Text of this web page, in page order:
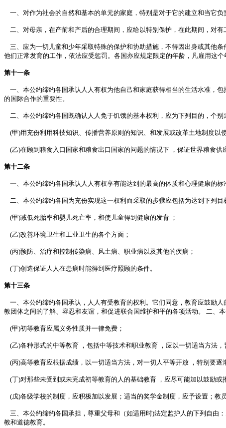
一、对作为社会的自然和基本的单元的家庭，特别是对于它的建立和当它
二、对母亲，在产前和产后的合理期间，应给以特别保护，在此期间，对有
三、应为一切儿童和少年采取特殊的保护和协助措施，不得因出身或其他
他们正常发育的工作，依法应受惩罚。各国亦应规定限定的年龄，凡雇用这个
第十一条
一、本公约缔约各国承认人人有权为他自己和家庭获得相当的生活水准，
的国际合作的重要性。
二、本公约缔约各国既确认人人免于饥饿的基本权利，应为下列目的，个
(甲)用充份利用科技知识、传播营养原则的知识、和发展或改革土地制度以
(乙)在顾到粮食入口国家和粮食出口国家的问题的情况下 ，保证世界粮食供
第十二条
一、本公约缔约各国承认人人有权享有能达到的最高的体质和心理健康的标
二、本公约缔约各国为充份实现这一权利而采取的步骤应包括为达到下列目
(甲)减低死胎率和婴儿死亡率，和使儿童得到健康的发育 ；
(乙)改善环境卫生和工业卫生的各个方面；
(丙)预防、治疗和控制传染病、风土病、职业病以及其他的疾病；
(丁)创造保证人人在患病时能得到医疗照顾的条件。
第十三条
一、本公约缔约各国承认，人人有受教育的权利。它们同意，教育应鼓励
教团体之间的了解、容忍和友谊，和促进联合国维护和平的各项活动。 二、
(甲)初等教育应属义务性质并一律免费；
(乙)各种形式的中等教育 ，包括中等技术和职业教育 ，应以一切适当方法
(丙)高等教育应根据成绩，以一切适当方法，对一切人平等开放 ，特别要逐
(丁)对那些未受到或未完成初等教育的人的基础教育 ，应尽可能加以鼓励或
(戊)各级学校的制度，应积极加以发展；适当的奖学金制度，应予设置；教
三、本公约缔约各国承担，尊重父母和（如适用时)法定监护人的下列自由
教和道德教育。